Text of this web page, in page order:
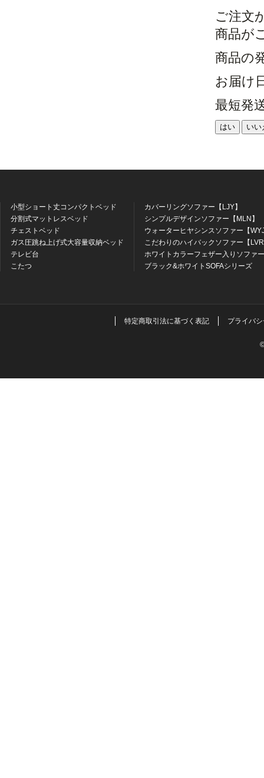
ご注文
商品が
商品の
お届け
最短発
はい いい
小型ショート丈コンパクトベッド
分割式マットレスベッド
チェストベッド
ガス圧跳ね上げ式大容量収納ベッド
テレビ台
こたつ
カバーリングソファー【LJY】
シンプルデザインソファー【MLN】
ウォーターヒヤシンスソファー【
こだわりのハイバックソファー【
ホワイトカラーフェザー入りソファ
ブラック&ホワイトSOFAシリーズ
特定商取引法に基づく表記 プライバ